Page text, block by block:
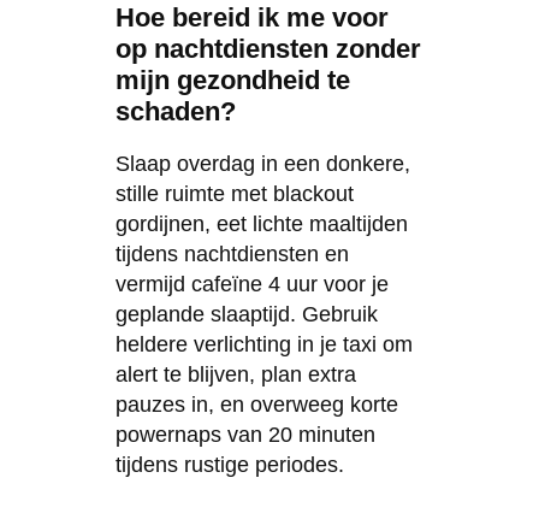
Hoe bereid ik me voor
op nachtdiensten zonder
mijn gezondheid te
schaden?
Slaap overdag in een donkere,
stille ruimte met blackout
gordijnen, eet lichte maaltijden
tijdens nachtdiensten en
vermijd cafeïne 4 uur voor je
geplande slaaptijd. Gebruik
heldere verlichting in je taxi om
alert te blijven, plan extra
pauzes in, en overweeg korte
powernaps van 20 minuten
tijdens rustige periodes.